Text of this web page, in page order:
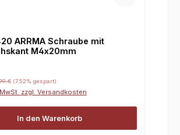
ARRMA Schraube mit
M4x20mm
€ (7.52% gespart)
zzgl. Versandkosten
In den Warenkorb